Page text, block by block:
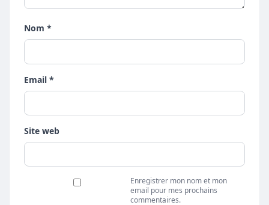
Nom *
Email *
Site web
Enregistrer mon nom et mon
email pour mes prochains
commentaires.